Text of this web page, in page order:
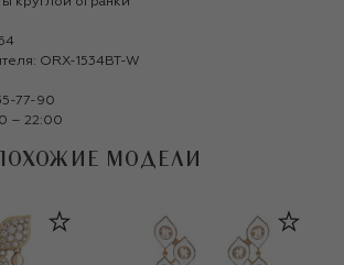
ORX-1534BT-W
77-90
– 22:00
ПОХОЖИЕ МОДЕЛИ